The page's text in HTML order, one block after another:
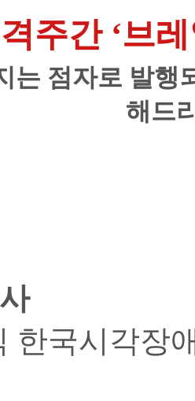
격주간 ‘브
는 점자로 발행
해드
한국시각장